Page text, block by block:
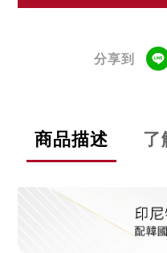
分享到
商品描述 了